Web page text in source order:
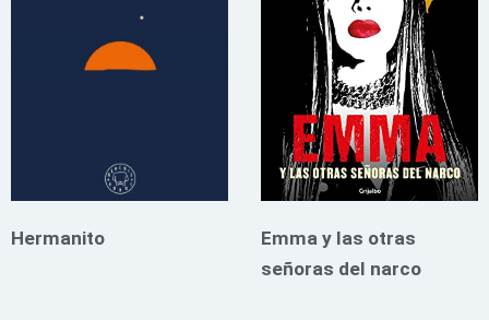
Hermanito
Emma y las otras
señoras del narco